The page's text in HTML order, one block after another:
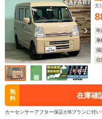
支
年
車
保
住
無
料
在庫確
カーセンサーアフター保証がBプランに付